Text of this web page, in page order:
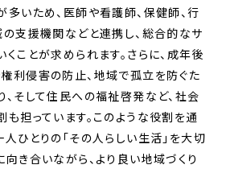
多いため、医師や看護師、保健師、行
の支援機関などと連携し、総合的なサ
ことが求められます。さらに、成年後
利侵害の防止、地域で孤立を防ぐた
、そして住民への福祉啓発など、社会
担っています。このような役割を通
ひとりの「その人らしい生活」を大切
き合いながら、より良い地域づくり